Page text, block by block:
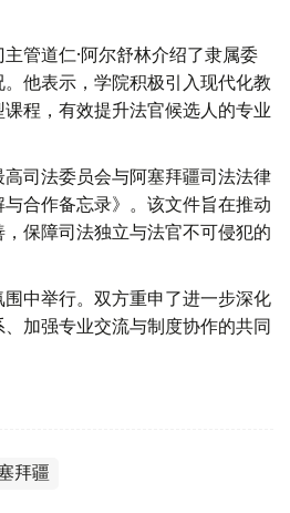
管道仁·阿尔舒林介绍了隶属委
他表示，学院积极引入现代化教
程，有效提升法官候选人的专业
司法委员会与阿塞拜疆司法法律
合作备忘录》。该文件旨在推动
保障司法独立与法官不可侵犯的
中举行。双方重申了进一步深化
加强专业交流与制度协作的共同
拜疆